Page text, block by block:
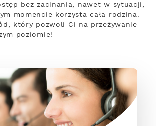
bez zacinania, nawet w sytuacji,
momencie korzysta cała rodzina.
który pozwoli Ci na przeżywanie
poziomie!